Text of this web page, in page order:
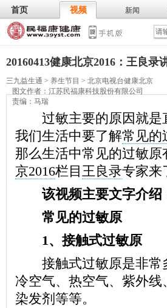
首页 视频 新闻
武术 气功 膳食
20160413健康北京2016：王良录
三九益生通 > 养生节目 > 北京电视台健康北京
图文作者： 江苏民福康科技股份有限公司
责编：马瑞
过敏主要的原因就是
我们生活中要了解常见的
那么生活中常见的过敏
京2016栏目王良录专家来
该视频主要文字介绍
常见的过敏原
1、接触式过敏原
接触式过敏原是非常
冷空气、热空气、紫外
染发剂等等。